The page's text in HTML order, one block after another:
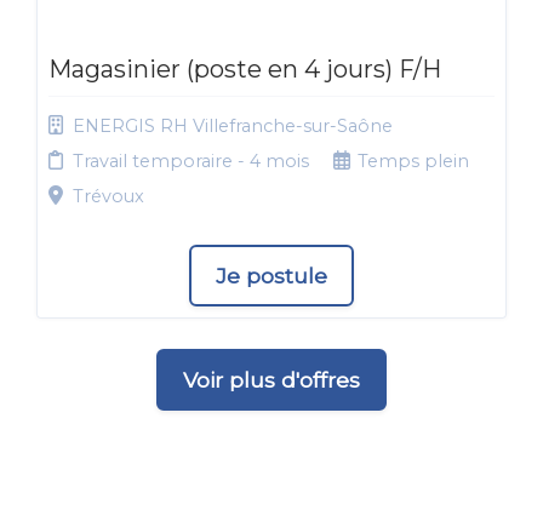
Magasinier (poste en 4 jours) F/H
ENERGIS RH Villefranche-sur-Saône
Travail temporaire - 4 mois
Temps plein
Trévoux
Je postule
Voir plus d'offres